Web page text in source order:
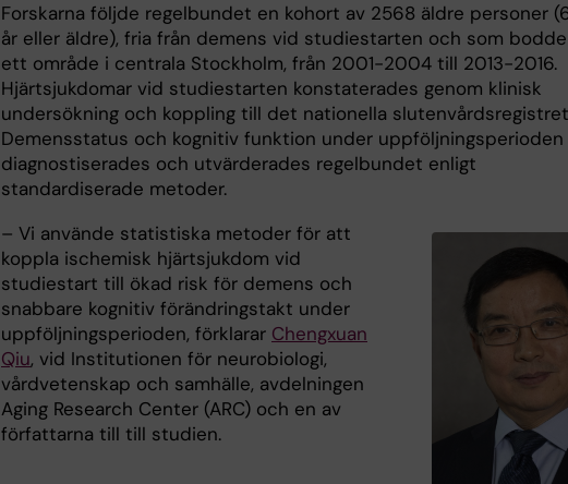
Forskarna följde regelbundet en kohort av 2568 äldre personer
år eller äldre), fria från demens vid studiestarten och som
ett område i centrala Stockholm, från 2001-2004 till 2013-2016.
Hjärtsjukdomar vid studiestarten konstaterades genom klinisk
undersökning och koppling till det nationella
Demensstatus och kognitiv funktion under uppföljningsperioden
diagnostiserades och utvärderades regelbundet enligt
standardiserade metoder.
– Vi använde statistiska metoder för att
koppla ischemisk hjärtsjukdom vid
studiestart till ökad risk för demens och
snabbare kognitiv förändringstakt under
uppföljningsperioden, förklarar Chengxuan
Qiu, vid Institutionen för neurobiologi,
vårdvetenskap och samhälle, avdelningen
Aging Research Center (ARC) och en av
författarna till till studien.